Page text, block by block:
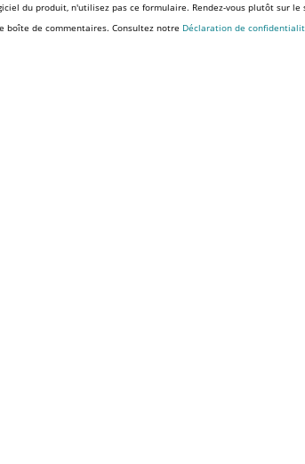
du produit, n'utilisez pas ce formulaire. Rendez-vous plutôt sur le
boîte de commentaires. Consultez notre Déclaration de